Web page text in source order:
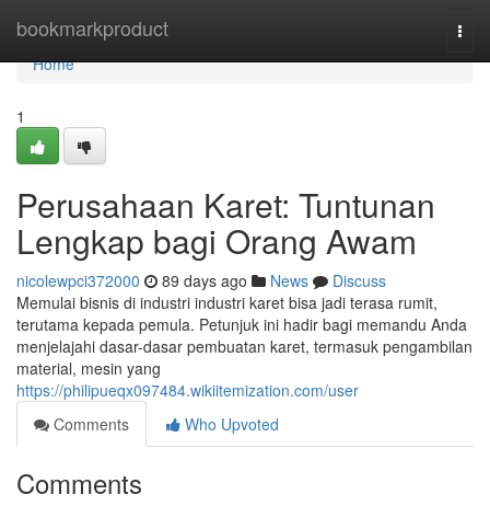
bookmarkproduct
Home
Home
1
Perusahaan Karet: Tuntunan
Lengkap bagi Orang Awam
nicolewpci372000 89 days ago News
Discuss
Memulai bisnis di industri industri karet bisa jadi terasa rumit,
terutama kepada pemula. Petunjuk ini hadir bagi memandu Anda
menjelajahi dasar-dasar pembuatan karet, termasuk pengambilan
material, mesin yang
https://philipueqx097484.wikiitemization.com/user
Comments
Who Upvoted
Comments